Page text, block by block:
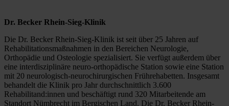
Dr. Becker Rhein-Sieg-Klinik
Die Dr. Becker Rhein-Sieg-Klinik ist seit über 25 Jahren auf
Rehabilitationsmaßnahmen in den Bereichen Neurologie,
Orthopädie und Osteologie spezialisiert. Sie verfügt außerdem über
eine interdisziplinäre neuro-orthopädische Station sowie eine Station
mit 20 neurologisch-neurochirurgischen Frührehabetten. Insgesamt
behandelt die Klinik pro Jahr durchschnittlich 3.600
Rehabilitand:innen und beschäftigt rund 320 Mitarbeitende am
Standort Nümbrecht im Bergischen Land. Die Dr. Becker Rhein-